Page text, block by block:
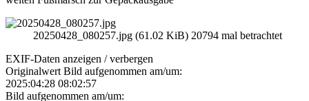
20250428_080257.jpg (61.02 KiB) 20794 mal betrachtet
EXIF-Daten anzeigen / verbergen
Originalwert Bild aufgenommen am/um:
2025:04:28 08:02:57
Bild aufgenommen am/um: